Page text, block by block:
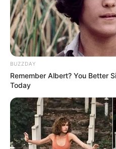
BUZZDAY
Remember Albert? You Better
Today